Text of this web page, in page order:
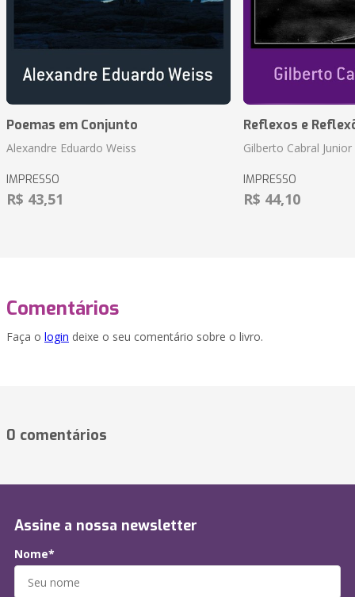
Poemas em Conjunto
Alexandre Eduardo Weiss
IMPRESSO
R$ 43,51
Reflexos e
Gilberto Cabral Junior
IMPRESSO
R$ 44,10
Comentários
Faça o login deixe o seu comentário sobre o livro.
0 comentários
Assine a nossa newsletter
Nome*